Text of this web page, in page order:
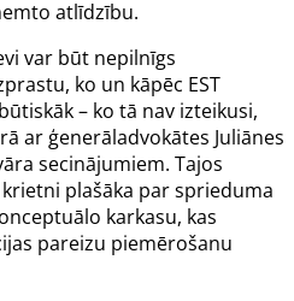
atlīdzību.
var būt nepilnīgs
ko un kāpēc EST
– ko tā nav izteikusi,
ar ģenerāladvokātes Juliānes
secinājumiem. Tajos
plašāka par sprieduma
karkasu, kas
pareizu piemērošanu